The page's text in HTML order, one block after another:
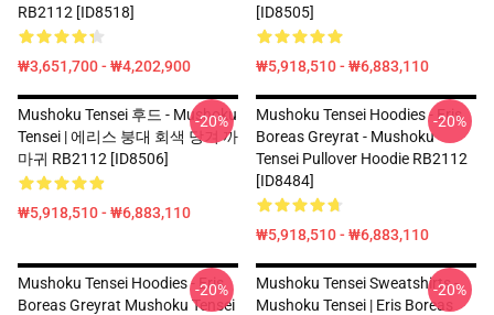
RB2112 [ID8518]
₩3,651,700 - ₩4,202,900
[ID8505]
₩5,918,510 - ₩6,883,110
Mushoku Tensei 후드 - Mushoku
Tensei | 에리스 붕대 회색 당겨 까
마귀 RB2112 [ID8506]
₩5,918,510 - ₩6,883,110
-20%
Mushoku Tensei Hoodies - Eris
Boreas Greyrat - Mushoku
Tensei Pullover Hoodie RB2112
[ID8484]
₩5,918,510 - ₩6,883,110
-20%
Mushoku Tensei Hoodies - Eris
Boreas Greyrat Mushoku Tensei
-20%
Mushoku Tensei Sweatshirts -
Mushoku Tensei | Eris Boreas
-20%